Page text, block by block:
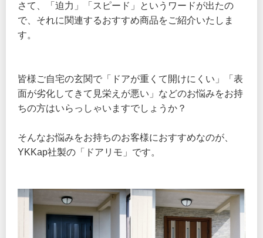
さて、「迫力」「スピード」というワードが出たの
で、それに関連するおすすめ商品をご紹介いたしま
す。
皆様ご自宅の玄関で「ドアが重くて開けにくい」「表
面が劣化してきて見栄えが悪い」などのお悩みをお持
ちの方はいらっしゃいますでしょうか？
そんなお悩みをお持ちのお客様におすすめなのが、
YKKap社製の「ドアリモ」です。